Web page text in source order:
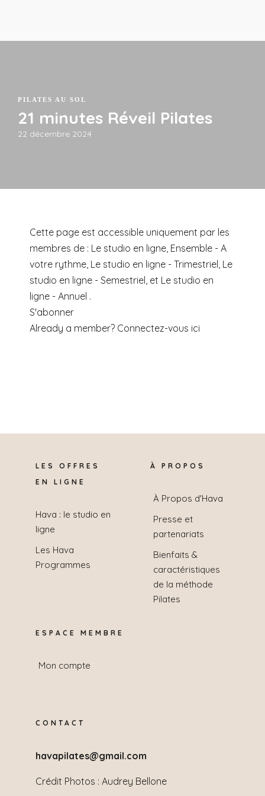
PILATES AU SOL
21 minutes Réveil Pilates
22 décembre 2024
Cette page est accessible uniquement par les
membres de : Le studio en ligne, Ensemble - A
votre rythme, Le studio en ligne - Trimestriel, Le
studio en ligne - Semestriel, et Le studio en
ligne - Annuel .
S'abonner
Already a member? Connectez-vous ici
LES OFFRES
EN LIGNE
Hava : le studio en
ligne
Les Hava
Programmes
À PROPOS
À Propos d'Hava
Presse et
partenariats
Bienfaits &
caractéristiques
de la méthode
Pilates
ESPACE MEMBRE
Mon compte
CONTACT
havapilates@gmail.com
Crédit Photos : Audrey Bellone